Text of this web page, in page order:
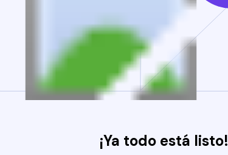
¡Ya todo está listo!